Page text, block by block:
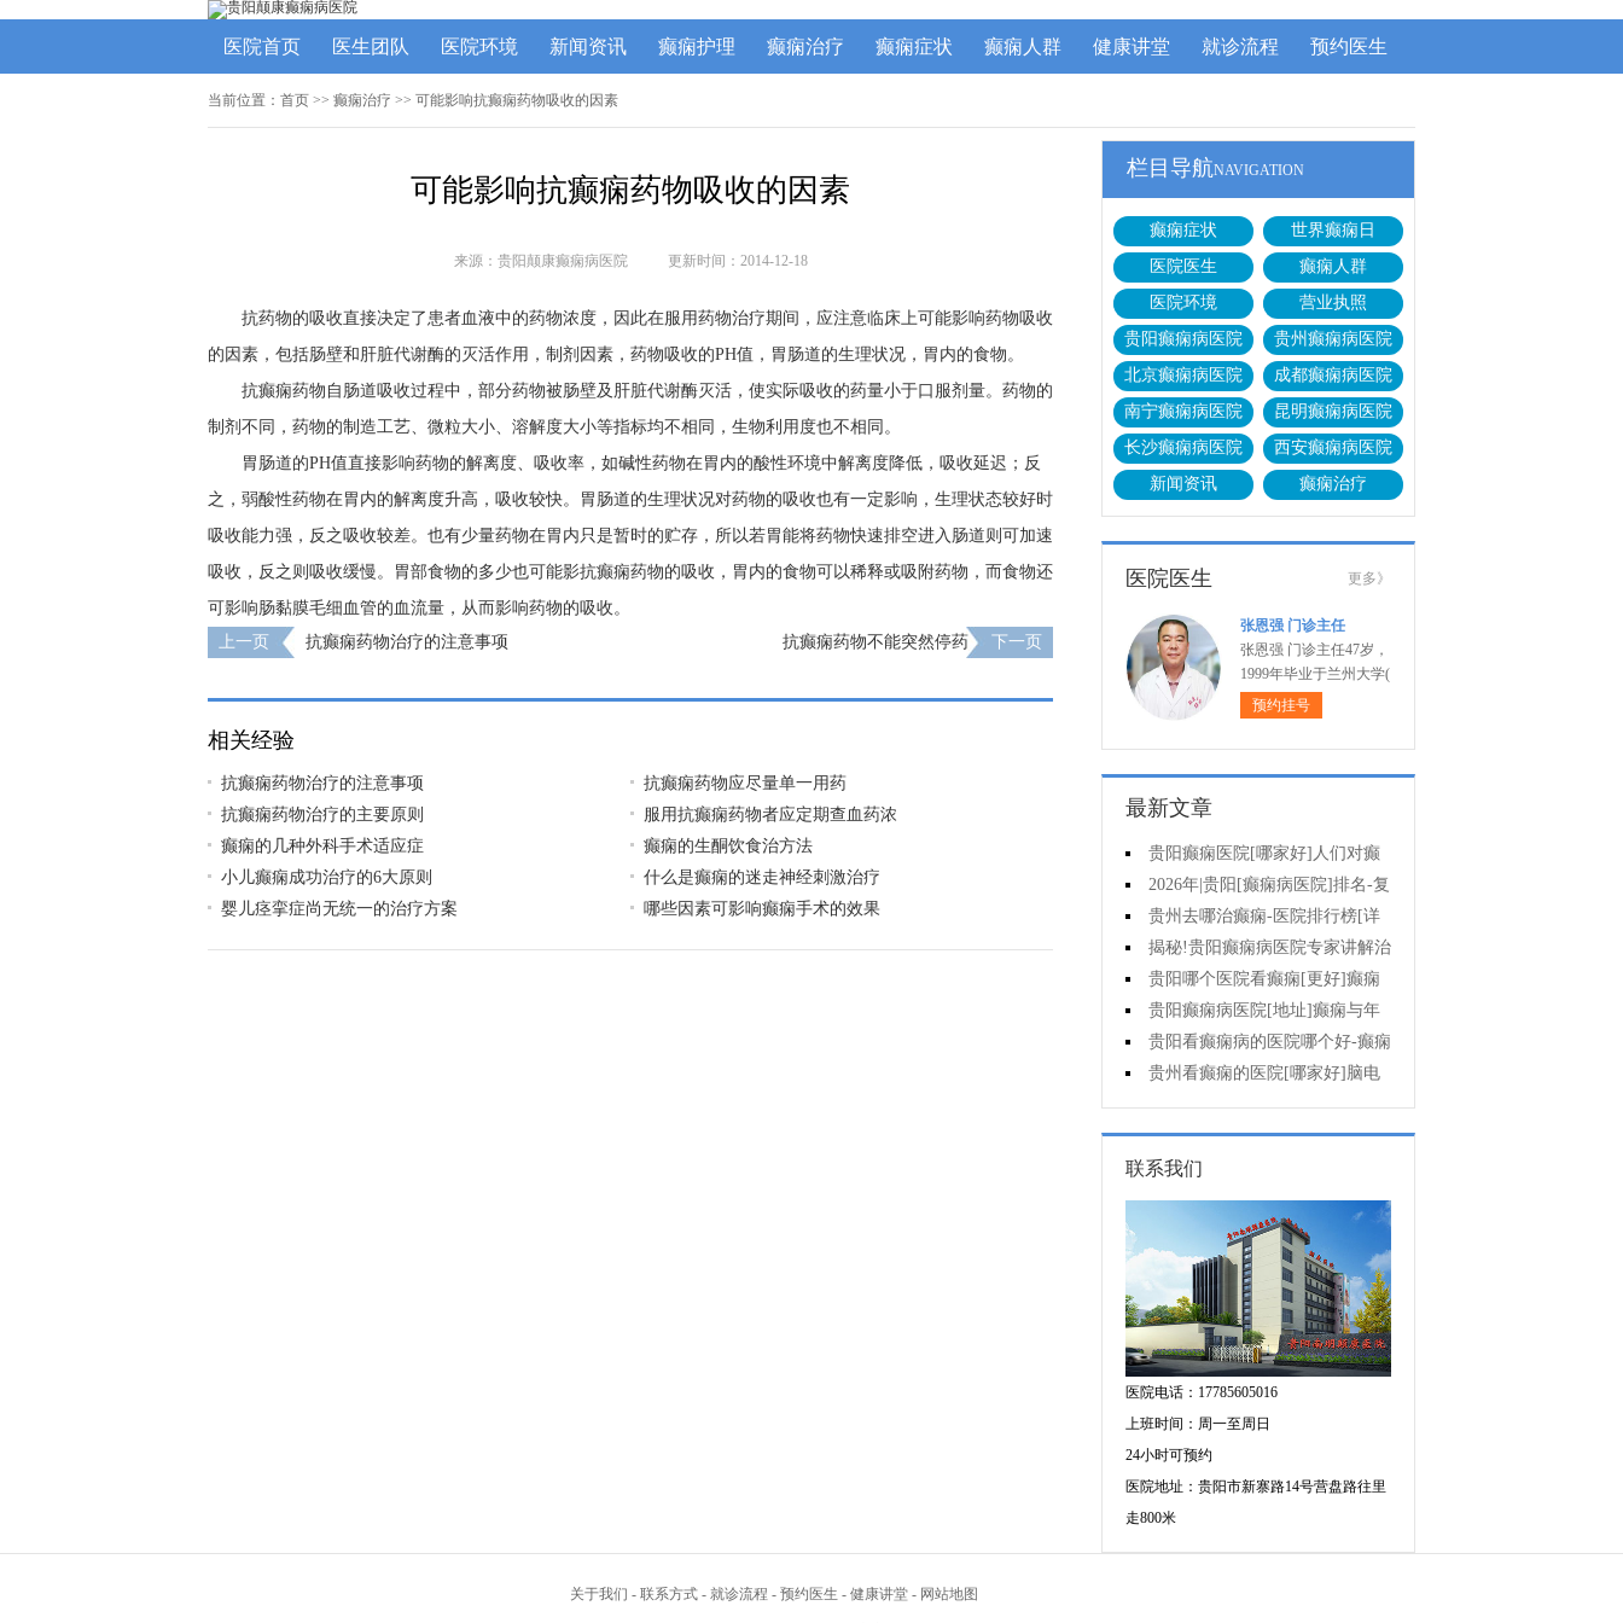
医院首页 医生团队 医院环境 新闻资讯 癫痫护理 癫痫治疗 癫痫症状 癫痫人群 健康讲堂 就诊流程 预约医生
当前位置： 首页 >> 癫痫治疗 >> 可能影响抗癫痫药物吸收的因素
可能影响抗癫痫药物吸收的因素
来源：贵阳颠康癫痫病医院 更新时间：2014-12-18
抗药物的吸收直接决定了患者血液中的药物浓度，因此在服用药物治疗期间，应注意临床上可能影响药物吸收
的因素，包括肠壁和肝脏代谢酶的灭活作用，制剂因素，药物吸收的PH值，胃肠道的生理状况，胃内的食物。
抗癫痫药物自肠道吸收过程中，部分药物被肠壁及肝脏代谢酶灭活，使实际吸收的药量小于口服剂量。药物的
制剂不同，药物的制造工艺、微粒大小、溶解度大小等指标均不相同，生物利用度也不相同。
胃肠道的PH值直接影响药物的解离度、吸收率，如碱性药物在胃内的酸性环境中解离度降低，吸收延迟；反
之，弱酸性药物在胃内的解离度升高，吸收较快。胃肠道的生理状况对药物的吸收也有一定影响，生理状态较好时
吸收能力强，反之吸收较差。也有少量药物在胃内只是暂时的贮存，所以若胃能将药物快速排空进入肠道则可加速
吸收，反之则吸收缓慢。胃部食物的多少也可能影抗癫痫药物的吸收，胃内的食物可以稀释或吸附药物，而食物还
可影响肠黏膜毛细血管的血流量，从而影响药物的吸收。
上一页
抗癫痫药物治疗的注意事项 抗癫痫药物不能突然停药 下一页
相关经验
抗癫痫药物治疗的注意事项
抗癫痫药物应尽量单一用药
抗癫痫药物治疗的主要原则
服用抗癫痫药物者应定期查血药浓
癫痫的几种外科手术适应症
癫痫的生酮饮食治方法
小儿癫痫成功治疗的6大原则
什么是癫痫的迷走神经刺激治疗
婴儿痉挛症尚无统一的治疗方案
哪些因素可影响癫痫手术的效果
栏目导航NAVIGATION
癫痫症状
世界癫痫日
医院医生
癫痫人群
医院环境
营业执照
贵阳癫痫病医院
贵州癫痫病医院
北京癫痫病医院
成都癫痫病医院
南宁癫痫病医院
昆明癫痫病医院
长沙癫痫病医院
西安癫痫病医院
新闻资讯
癫痫治疗
医院医生 更多》
张恩强 门诊主任
张恩强 门诊主任47岁，
1999年毕业于兰州大学(
预约挂号
最新文章
贵阳癫痫医院[哪家好]人们对癫
痫的认识会出现哪些误区?
2026年|贵阳[癫痫病医院]排名-复
杂癫痫的早期症状是什么?
贵州去哪治癫痫-医院排行榜[详
细排名]癫痫对孩子有哪些影响?
揭秘!贵阳癫痫病医院专家讲解治
疗癫痫的有效方法有哪些?
贵阳哪个医院看癫痫[更好]癫痫
大发作有哪些症状?
贵阳癫痫病医院[地址]癫痫与年
龄有关吗?
贵阳看癫痫病的医院哪个好-癫痫
病发能强行喂药吗?
贵州看癫痫的医院[哪家好]脑电
图异常原因是什么?
联系我们
医院电话：17785605016
上班时间：周一至周日
24小时可预约
医院地址：贵阳市新寨路14号营盘路往里
走800米
关于我们 - 联系方式 - 就诊流程 - 预约医生 - 健康讲堂 - 网站地图